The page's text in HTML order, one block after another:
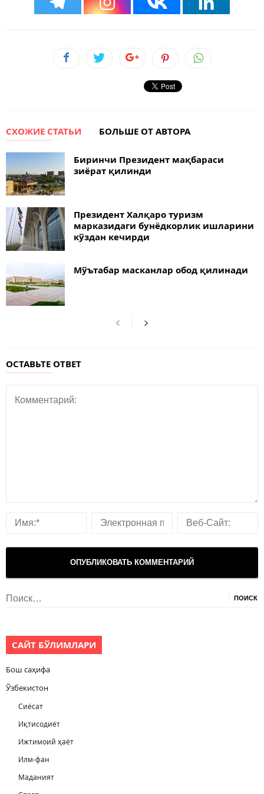
СХОЖИЕ СТАТЬИ БОЛЬШЕ ОТ АВТОРА
Биринчи Президент мақбараси
зиёрат қилинди
Президент Халқаро туризм
марказидаги бунёдкорлик ишларини
кўздан кечирди
Мўътабар масканлар обод қилинади
ОСТАВЬТЕ ОТВЕТ
Найти:
САЙТ БЎЛИМЛАРИ
Бош саҳифа
Ўзбекистон
Сиёсат
Иқтисодиёт
Ижтимоий ҳаёт
Илм-фан
Маданият